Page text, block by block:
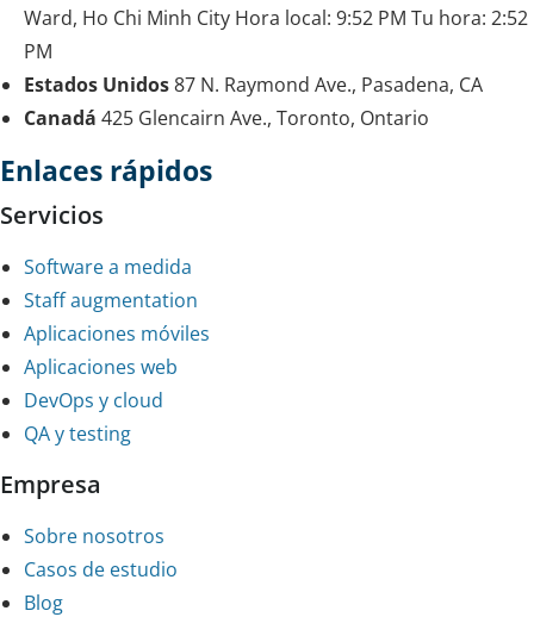
Ward, Ho Chi Minh City Hora local: 9:52 PM Tu hora: 2:52
PM
Estados Unidos87 N. Raymond Ave., Pasadena, CA
Canadá 425 Glencairn Ave., Toronto, Ontario
Enlaces rápidos
Servicios
Software a medida
Staff augmentation
Aplicaciones móviles
Aplicaciones web
DevOps y cloud
QA y testing
Empresa
Sobre nosotros
Casos de estudio
Blog